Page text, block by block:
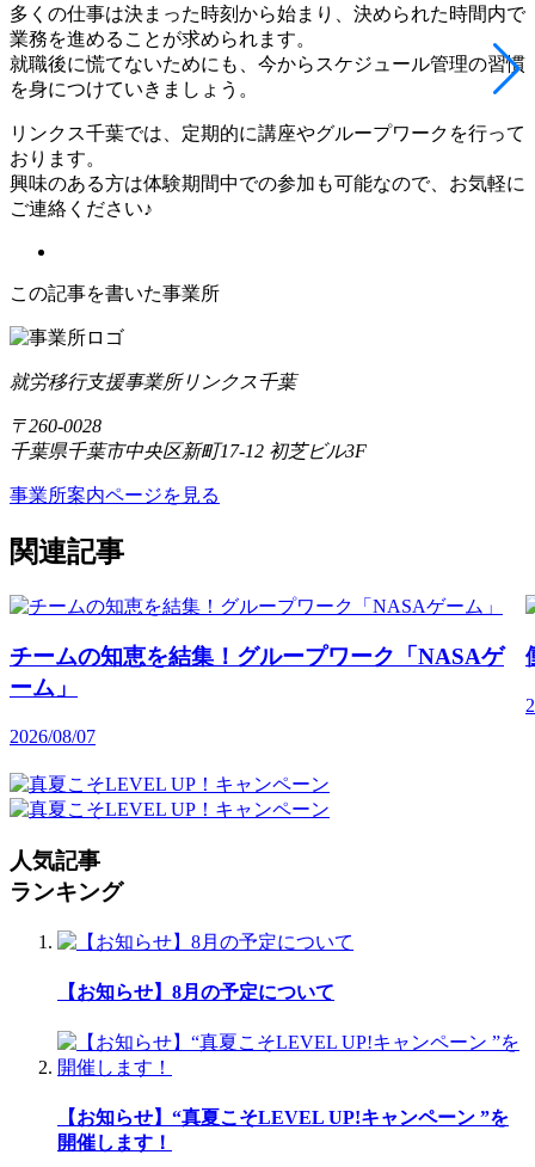
多くの仕事は決まった時刻から始まり、決められた時間内で
業務を進めることが求められます。
就職後に慌てないためにも、今からスケジュール管理の習慣
を身につけていきましょう。
リンクス千葉では、定期的に講座やグループワークを行って
おります。
興味のある方は体験期間中での参加も可能なので、お気軽に
ご連絡ください♪
この記事を書いた事業所
就労移行支援事業所リンクス千葉
〒260-0028
千葉県千葉市中央区新町17-12 初芝ビル3F
事業所案内ページを見る
関連記事
チームの知恵を結集！グループワーク「NASAゲ
ーム」
2026/08/07
人気記事
ランキング
【お知らせ】8月の予定について
【お知らせ】“真夏こそLEVEL UP!キャンペーン ”を
開催します！